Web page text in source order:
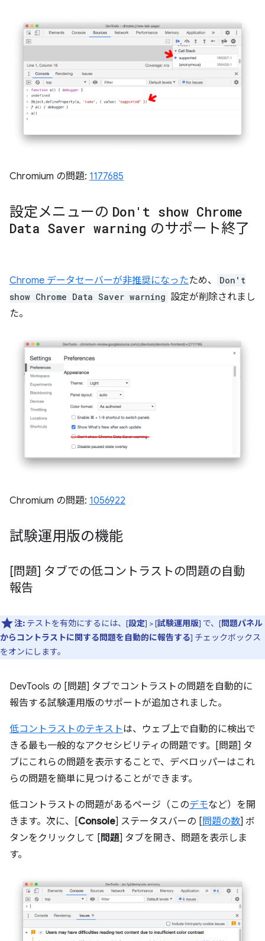
Chromium の問題: 1177685
設定メニューの Don't show Chrome
Data Saver warning のサポート終了
Chrome データセーバーが非推奨になったため、
Don't
show Chrome Data Saver warning 設定が削除されまし
た。
Chromium の問題: 1056922
試験運用版の機能
[問題] タブでの低コントラストの問題の自動
報告
注: テストを有効にするには、[設定] > [試験運用版] で、[問題パネル
からコントラストに関する問題を自動的に報告する] チェックボックス
をオンにします。
DevTools の [問題] タブでコントラストの問題を自動的に
報告する試験運用版のサポートが追加されました。
低コントラストのテキストは、ウェブ上で自動的に検出で
きる最も一般的なアクセシビリティの問題です。[問題] タ
ブにこれらの問題を表示することで、デベロッパーはこれ
らの問題を簡単に見つけることができます。
低コントラストの問題があるページ（このデモなど）を開
きます。次に、[Console] ステータスバーの [問題の数] ボ
タンをクリックして [ 問題] タブを開き、問題を表示しま
す。